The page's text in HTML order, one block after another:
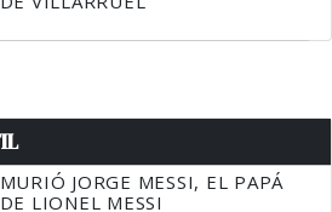
MURIÓ JORGE MESSI, EL PAPÁ
DE LIONEL MESSI